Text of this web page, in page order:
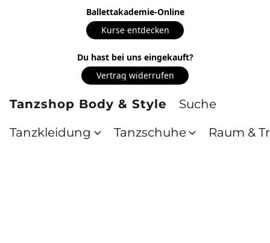
Ballettakademie-Online
Kurse entdecken
Du hast bei uns eingekauft?
Vertrag widerrufen
Tanzshop Body & Style
Tanzkleidung
Tanzschuhe Raum &